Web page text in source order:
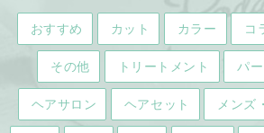
おすすめ カット カラー コ
その他 トリートメント パ
ヘアサロン ヘアセット メンズ